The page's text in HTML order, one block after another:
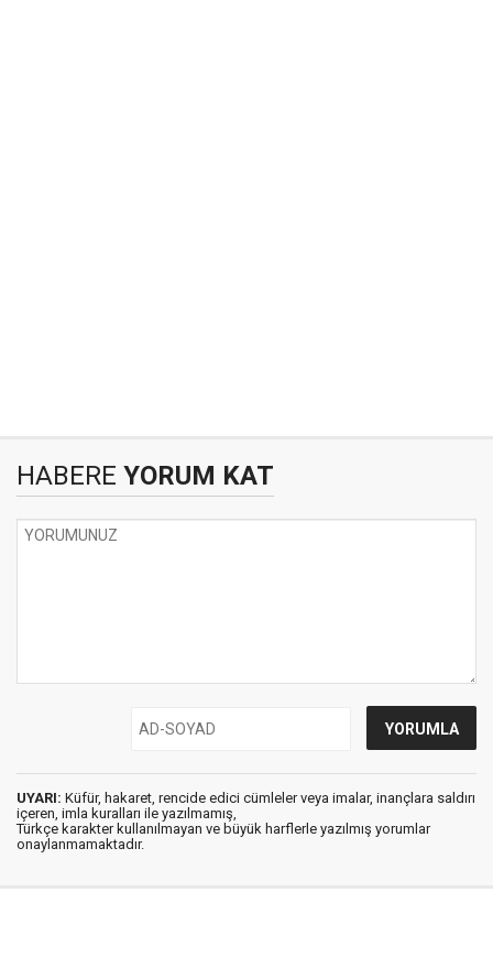
HABERE YORUM KAT
UYARI: Küfür, hakaret, rencide edici cümleler veya imalar, inançlara saldırı
içeren, imla kuralları ile yazılmamış,
Türkçe karakter kullanılmayan ve büyük harflerle yazılmış yorumlar
onaylanmamaktadır.